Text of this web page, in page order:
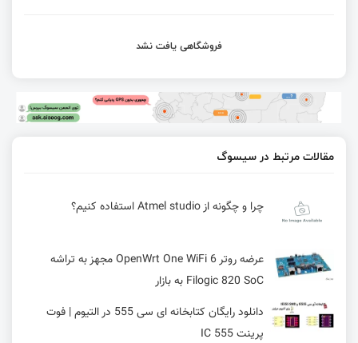
فروشگاهی یافت نشد
مقالات مرتبط در سیسوگ
چرا و چگونه از Atmel studio استفاده کنیم؟
عرضه روتر OpenWrt One WiFi 6 مجهز به تراشه
Filogic 820 SoC به بازار
دانلود رایگان کتابخانه ای سی 555 در التیوم | فوت
پرینت IC 555